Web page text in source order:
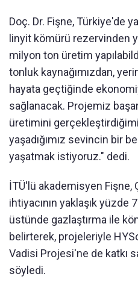
Doç. Dr. Fişne, Türkiye'de
linyit kömürü rezervinden
milyon ton üretim
tonluk kaynağımızdan,
hayata geçtiğinde
sağlanacak. Projemiz
üretimini
yaşadığımız sevincin bir
yaşatmak istiyoruz." dedi.
İTÜ'lü akademisyen Fişne,
ihtiyacının yaklaşık yüzde
üstünde gazlaştırma ile
belirterek, projeleriyle
Vadisi Projesi'ne de katkı
söyledi.